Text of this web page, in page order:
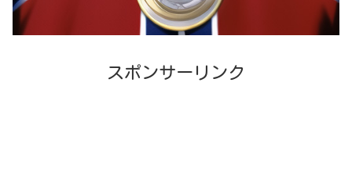
スポンサーリンク